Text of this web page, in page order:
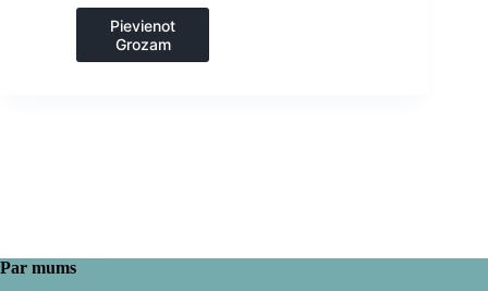
Frites un cepšanas
iekārtas,
Gastronomija
Pievienot
Grozam
Par mums